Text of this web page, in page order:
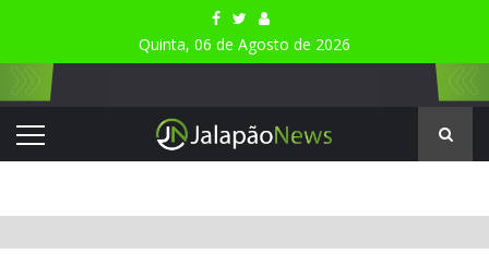
Quinta, 06 de Agosto de 2026